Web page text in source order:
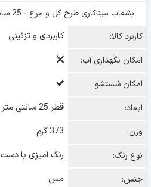
بشقاب میناکاری طرح گل و مرغ - 25 سانتی
کاربرد کالا:
کاربردی و تزئینی
امکان نگهداری آب:
امکان شستشو:
ابعاد:
قطر 25 سانتی متر
وزن:
373 گرم
نوع رنگ:
رنگ آمیزی با دست
جنس:
مس